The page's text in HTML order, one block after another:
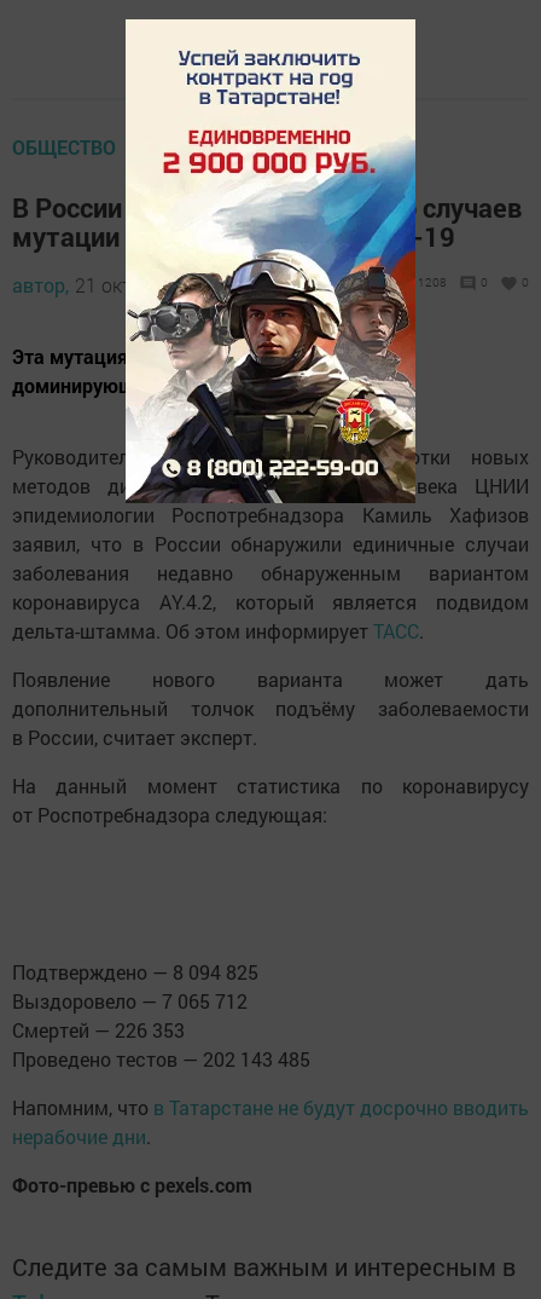
ОБЩЕСТВО
В России обнаружили несколько случаев
мутации дельта-штамма COVID-19
автор, 21 октября 2021 - 10:20 1208 0 0
Эта мутация на 10-15% заразнее всё ещё
доминирующего в мире предшественника.
Руководитель научной группы разработки новых
методов диагностики заболеваний человека ЦНИИ
эпидемиологии Роспотребнадзора Камиль Хафизов
заявил, что в России обнаружили единичные случаи
заболевания недавно обнаруженным вариантом
коронавируса AY.4.2, который является подвидом
дельта-штамма. Об этом информируетТАСС.
Появление нового варианта может дать
дополнительный толчок подъёму заболеваемости
в России, считает эксперт.
На данный момент статистика по коронавирусу
от Роспотребнадзора следующая:
Подтверждено — 8 094 825
Выздоровело — 7 065 712
Смертей — 226 353
Проведено тестов — 202 143 485
Напомним, что в Татарстане не будут досрочно вводить
нерабочие дни.
Фото-превью с pexels.com
Следите за самым важным и интересным в